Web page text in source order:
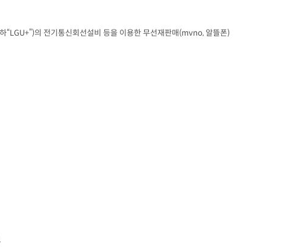
“LGU+”)의 전기통신회선설비 등을 이용한 무선재판매(mvno, 알뜰폰)
.